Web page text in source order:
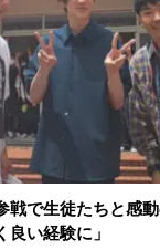
戦で生徒たちと感
良い経験に」